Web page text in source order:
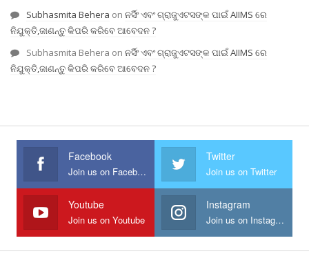
Subhasmita Behera on ନର୍ସିଂ ଏବଂ ଗ୍ରାଜୁଏଟସଙ୍କ ପାଇଁ AIIMS ରେ
ନିଯୁକ୍ତି,ଜାଣନ୍ତୁ କିପରି କରିବେ ଆବେଦନ ?
Subhasmita Behera on ନର୍ସିଂ ଏବଂ ଗ୍ରାଜୁଏଟସଙ୍କ ପାଇଁ AIIMS ରେ
ନିଯୁକ୍ତି,ଜାଣନ୍ତୁ କିପରି କରିବେ ଆବେଦନ ?
Facebook
Join us on Facebook
Twitter
Join us on Twitter
Youtube
Join us on Youtube
Instagram
Join us on Instagram